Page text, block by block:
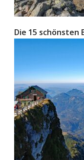
Die 15 schönsten